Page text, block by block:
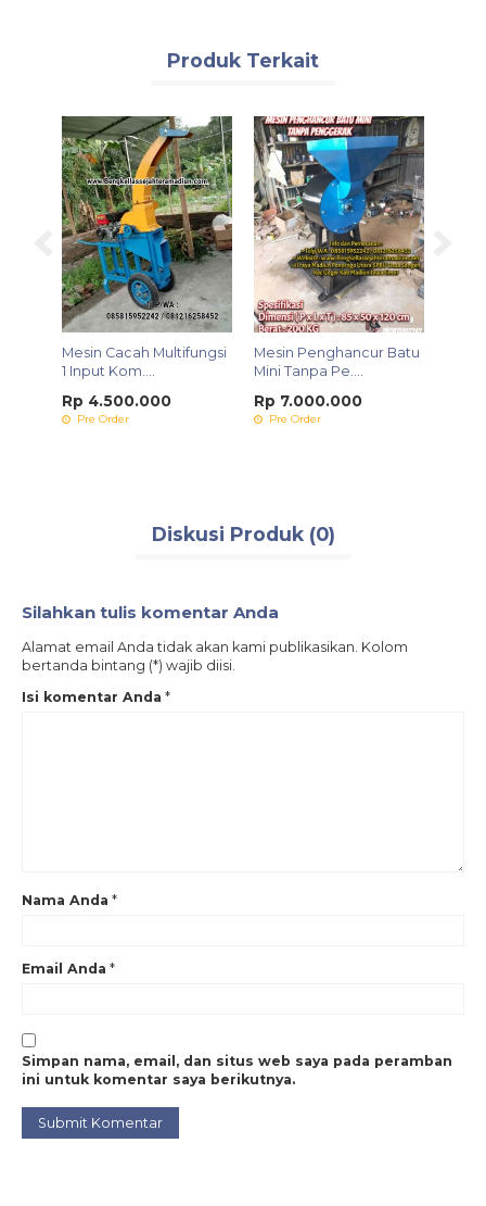
Produk Terkait
Mesin Cacah Multifungsi
1 Input Kom....
Rp 4.500.000
Pre Order
Mesin Penghancur Batu
Mini Tanpa Pe....
Rp 7.000.000
Pre Order
Diskusi Produk (0)
Silahkan tulis komentar Anda
Alamat email Anda tidak akan kami publikasikan. Kolom
bertanda bintang (*) wajib diisi.
Isi komentar Anda *
Nama Anda *
Email Anda *
Simpan nama, email, dan situs web saya pada peramban
ini untuk komentar saya berikutnya.